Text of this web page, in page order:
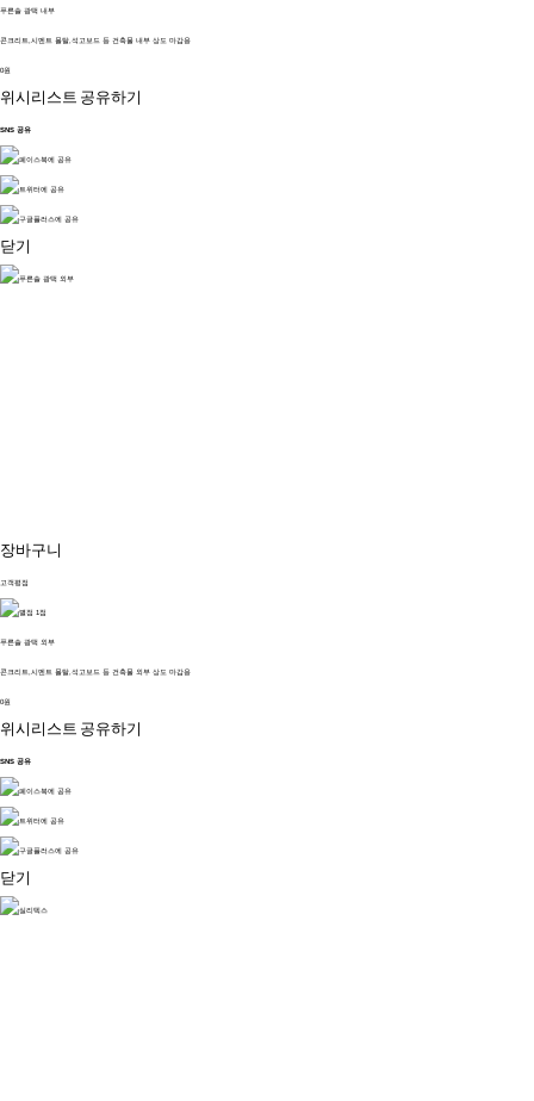
푸른솔 광택 내부
콘크리트,시멘트 몰탈,석고보드 등 건축물 내부 상도 마감용
0원
위시리스트 공유하기
SNS 공유
닫기
장바구니
고객평점
푸른솔 광택 외부
콘크리트,시멘트 몰탈,석고보드 등 건축물 외부 상도 마감용
0원
위시리스트 공유하기
SNS 공유
닫기